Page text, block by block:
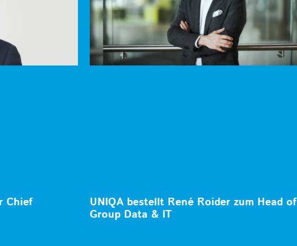
Chief
UNIQA bestellt René Roider zum Head of
Group Data & IT